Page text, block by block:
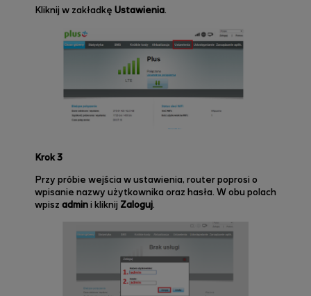
Kliknij w zakładkę Ustawienia.
Krok 3
Przy próbie wejścia w ustawienia, router poprosi o
wpisanie nazwy użytkownika oraz hasła. W obu polach
wpisz admini kliknij Zaloguj.